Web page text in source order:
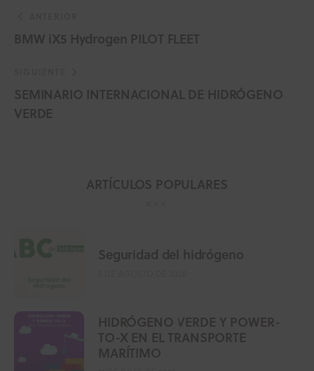
BMW iX5 Hydrogen PILOT FLEET
SEMINARIO INTERNACIONAL DE HIDRÓGENO
VERDE
ARTÍCULOS POPULARES
Seguridad del hidrógeno
HIDRÓGENO VERDE Y POWER-
TO-X EN EL TRANSPORTE
MARÍTIMO